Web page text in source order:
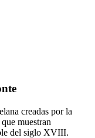
creadas por la
muestran
del siglo XVIII.